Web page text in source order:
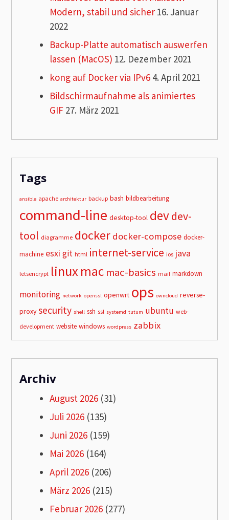
Modern, stabil und sicher 16. Januar
2022
Backup-Platte automatisch auswerfen
lassen (MacOS) 12. Dezember 2021
kong auf Docker via IPv6 4. April 2021
Bildschirmaufnahme als animiertes
GIF 27. März 2021
Tags
ansible apache architektur backup bash bildbearbeitung
command-line desktop-tool devdev-
tool diagramme docker docker-compose docker-
machine esxi git html internet-service ios java
letsencrypt linuxmac mac-basics mail markdown
monitoring network openssl openwrt ops owncloud reverse-
proxy security shell ssh ssl systemd tutum ubuntu web-
development website windows wordpress zabbix
Archiv
August 2026 (31)
Juli 2026 (135)
Juni 2026 (159)
Mai 2026 (164)
April 2026 (206)
März 2026 (215)
Februar 2026 (277)